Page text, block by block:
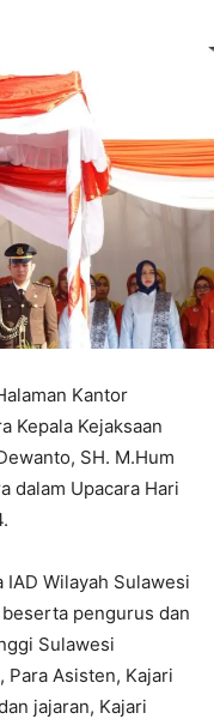
Kantor
Kepala Kejaksaan
SH. M.Hum
dalam Upacara Hari
Wilayah Sulawesi
pengurus dan
Sulawesi
Para Asisten, Kajari
jajaran, Kajari